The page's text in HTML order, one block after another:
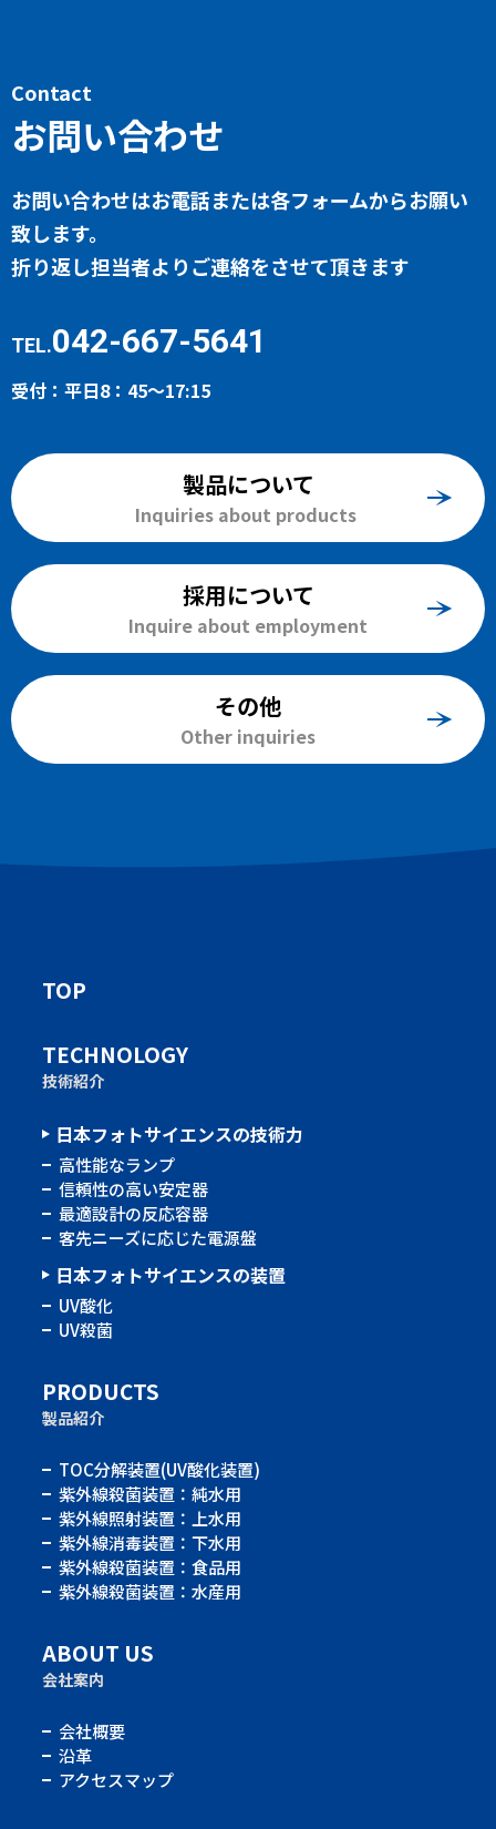
Contact
お問い合わせ
お問い合わせはお電話または各フォームからお願い
致します。
折り返し担当者よりご連絡をさせて頂きます
TEL.042-667-5641
受付：平日8：45～17:15
製品について
Inquiries about products
採用について
Inquire about employment
その他
Other inquiries
TOP
TECHNOLOGY
技術紹介
日本フォトサイエンスの技術力
高性能なランプ
信頼性の高い安定器
最適設計の反応容器
客先ニーズに応じた電源盤
日本フォトサイエンスの装置
UV酸化
UV殺菌
PRODUCTS
製品紹介
TOC分解装置(UV酸化装置)
紫外線殺菌装置：純水用
紫外線照射装置：上水用
紫外線消毒装置：下水用
紫外線殺菌装置：食品用
紫外線殺菌装置：水産用
ABOUT US
会社案内
会社概要
沿革
アクセスマップ